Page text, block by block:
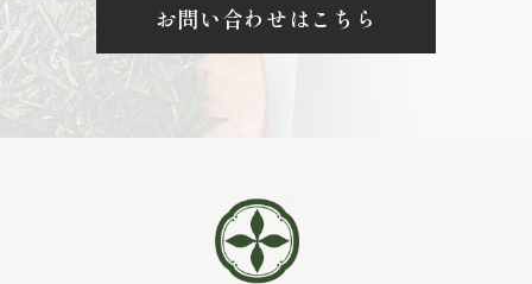
お問い合わせはこちら